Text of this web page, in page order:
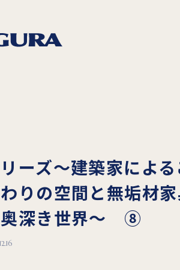
ーズ～建築家によ
りの空間と無垢材
深き世界～ ⑧